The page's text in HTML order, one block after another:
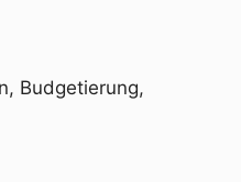
Budgetierung,